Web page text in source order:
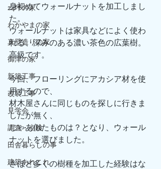
24坪の家
わかやまの家
真壁造りの家
御津の家
新築工事
改装工事
見学会
調査・点検
田舎暮らしの事
建築あれこれ
身初めてウォールナットを加工しまし
た。
ウォールナットは家具などによく使わ
れる、深みのある濃い茶色の広葉樹。
高級です。
今回、フローリングにアカシア材を使
用するので、
材木屋さんに同じものを探しに行きま
したが無く、
じゃあ似たものは？となり、ウォール
ナットを選びました。
さほど多くの樹種を加工した経験はな